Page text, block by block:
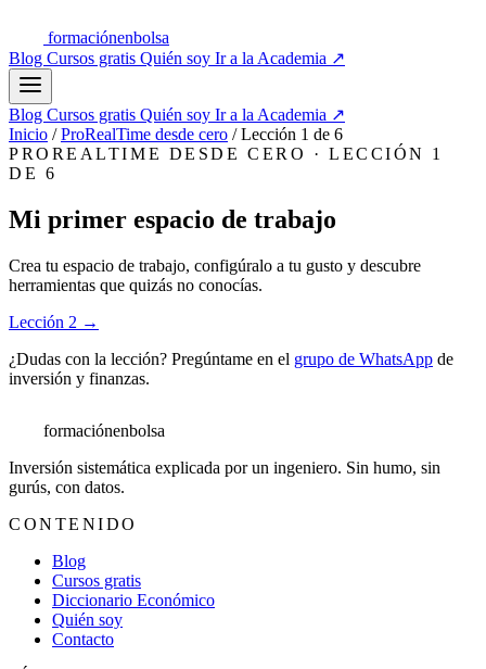
formaciónenbolsa
Blog Cursos gratis Quién soy Ir a la Academia ↗
Blog Cursos gratis Quién soy Ir a la Academia ↗
Inicio / ProRealTime desde cero / Lección 1 de 6
PROREALTIME DESDE CERO · LECCIÓN 1
DE 6
Mi primer espacio de trabajo
Crea tu espacio de trabajo, configúralo a tu gusto y descubre
herramientas que quizás no conocías.
Lección 2 →
¿Dudas con la lección? Pregúntame en el grupo de WhatsApp de
inversión y finanzas.
formaciónenbolsa
Inversión sistemática explicada por un ingeniero. Sin humo, sin
gurús, con datos.
CONTENIDO
Blog
Cursos gratis
Diccionario Económico
Quién soy
Contacto